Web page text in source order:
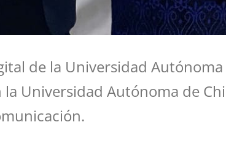
de la Universidad
la Universidad Autónoma de